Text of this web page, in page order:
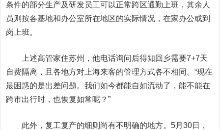
条件的部分生产及研发员工可以正常跨区通勤上班，其余人
员则按各基地和办公室所在地区的实际情况，在家办公或到
岗上班。
上述高管家住苏州，他电话询问后得知回乡需要7+7天
自费隔离，且各地方对上海来客的管理方式各不相同。“现在
最困惑的是出差问题。我们如今都能自如流动了，能不能在
跨市出行时，也恢复如常呢？”
此外，复工复产的细则尚有不明确的地方。5月30日，